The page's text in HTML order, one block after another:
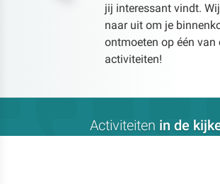
jij interessant vindt.
naar uit om je
ontmoeten op één van
activiteiten!
Activiteiten in de